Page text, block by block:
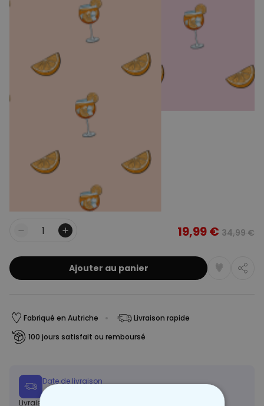
Quantité 19,99 € 34,99 €
Ajouter au panier
Fabriqué en Autriche
Livraison rapide
100 jours satisfait ou remboursé
Date de livraison
Jeu, 13.08 – Lun, 17.08
Livraison gratuite dès 60 €